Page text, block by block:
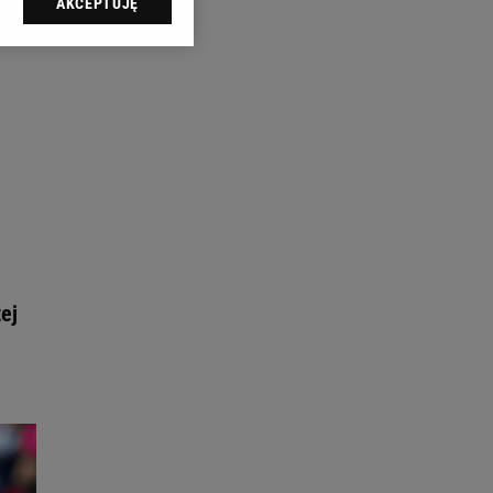
sp. z o.o., jej
swoje preferencje
celów identyfikacji.